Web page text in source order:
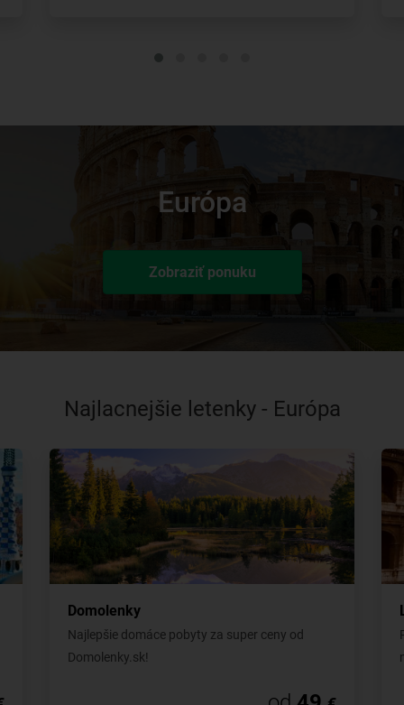
Európa
Zobraziť ponuku
Najlacnejšie letenky - Európa
Domolenky
Najlepšie domáce pobyty za super ceny od
Domolenky.sk!